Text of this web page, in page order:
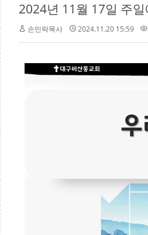
2024년 11월 17일 주
손민락목사 2024.11.20 15:59